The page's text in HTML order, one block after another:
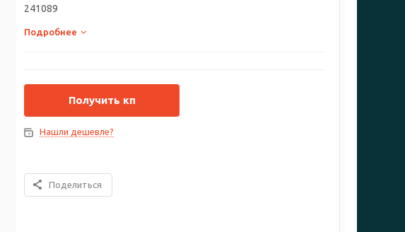
241089
Подробнее
Получить кп
Нашли дешевле?
Поделиться